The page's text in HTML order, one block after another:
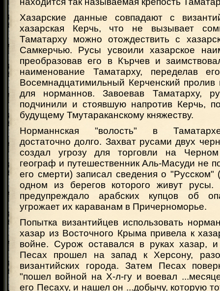
Хазарские данные совпадают с
хазарская Керчь, что не вызывает
Таматарху можно отождествить с
Самкерчью. Русы усвоили хазарское
преобразовав его в Кърчев и
наименование Таматарху, переделав
Восемнадцатимильный Керченский
для норманнов. Завоевав Таматарху,
подчинили и стоявшую напротив Керчь,
будущему Тмутараканскому княжеству.
Норманнская "волость" в
достаточно долго. Захват русами двух
создал угрозу для торговли на
географ и путешественник Аль-Масуди не
его смерти) записал сведения о
одном из берегов которого живут
предупреждало арабских купцов об
угрожает их караванам в Причерноморье.
Попытка византийцев использовать
хазар из Восточного Крыма привела к
войне. Сурож оставался в руках хазар,
Песах прошел на запад к Херсону,
византийских города. Затем Песах
"пошел войной на Х-л-гу и воевал
его Песаху, и нашел он ...добычу, которую